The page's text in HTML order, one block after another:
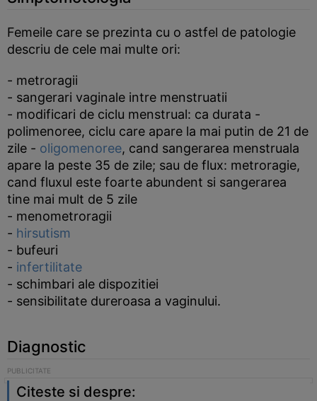
Femeile care se prezinta cu o astfel de patologie
descriu de cele mai multe ori:
- metroragii
- sangerari vaginale intre menstruatii
- modificari de ciclu menstrual: ca durata -
polimenoree, ciclu care apare la mai putin de 21 de
zile - oligomenoree, cand sangerarea menstruala
apare la peste 35 de zile; sau de flux: metroragie,
cand fluxul este foarte abundent si sangerarea
tine mai mult de 5 zile
- menometroragii
- hirsutism
- bufeuri
- infertilitate
- schimbari ale dispozitiei
- sensibilitate dureroasa a vaginului.
Diagnostic
Citeste si despre: